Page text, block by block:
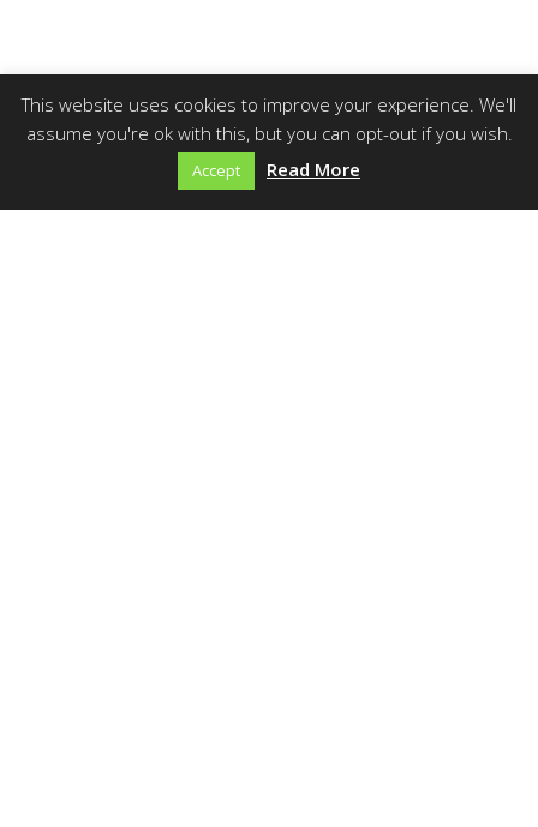
This website uses cookies to improve your experience. We'll
assume you're ok with this, but you can opt-out if you wish.
Accept Read More